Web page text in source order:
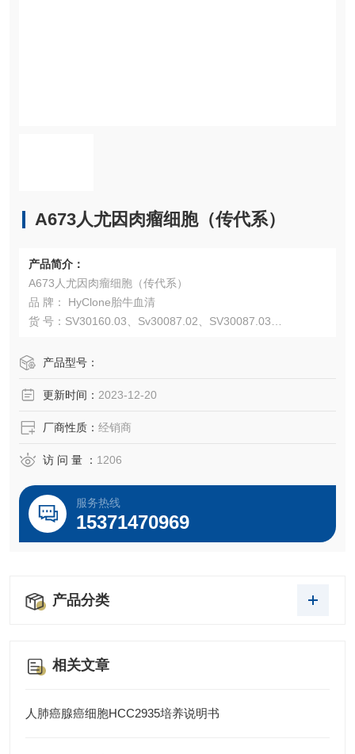
A673人尤因肉瘤细胞（传代系）
产品简介：
A673人尤因肉瘤细胞（传代系）
品 牌： HyClone胎牛血清
货 号：SV30160.03、Sv30087.02、SV30087.03
血 源： SOUTH AMERICA
运输保存及注意点：
2.-20℃，避光恒温冰箱，避免反复冻融！
产品型号：
更新时间： 2023-12-20
厂商性质： 经销商
访 问 量 ： 1206
服务热线
15371470969
产品分类
相关文章
人肺癌腺癌细胞HCC2935培养说明书